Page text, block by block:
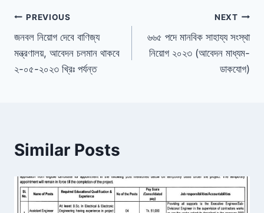
Post
navigation
PREVIOUS
জনবল নিয়োগ দেবে বাণিজ্য
মন্ত্রণালয়, আবেদন চলমান থাকবে
২-০৫-২০২৩ খ্রিঃ পর্যন্ত
NEXT
৬৬৫ পদে মানবিক সাহায্য সংস্থা
নিয়োগ ২০২৩ (আবেদন মাধ্যম-
ডাকযোগ)
Similar Posts